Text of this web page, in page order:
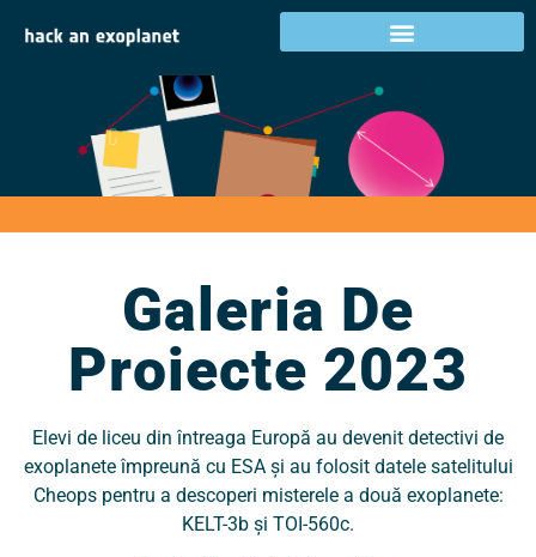
Galeria de proiecte
Galeria De
Proiecte 2023
Elevi de liceu din întreaga Europă au devenit detectivi de
exoplanete împreună cu ESA și au folosit datele satelitului
Cheops pentru a descoperi misterele a două exoplanete:
KELT-3b și TOI-560c.